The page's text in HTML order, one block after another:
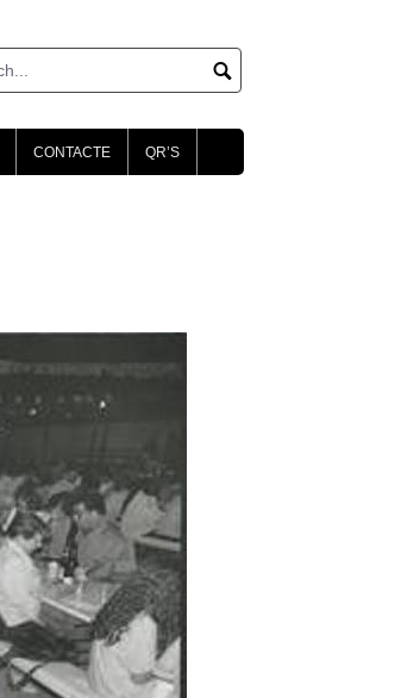
CONTACTE QR’S